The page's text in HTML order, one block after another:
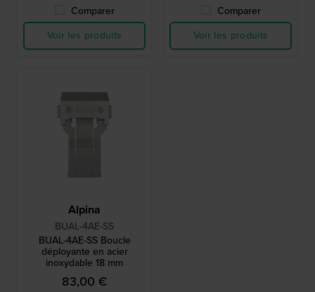
Comparer
Voir les produits
Comparer
Voir les produits
Alpina
BUAL-4AE-SS
BUAL-4AE-SS Boucle
déployante en acier
inoxydable 18 mm
83,00 €